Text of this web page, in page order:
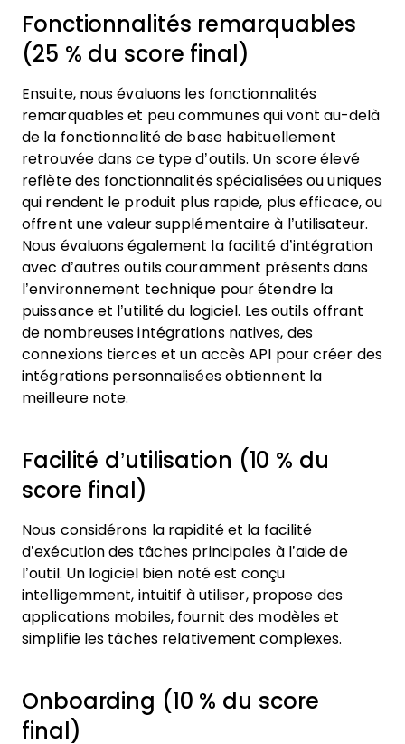
Fonctionnalités remarquables
(25 % du score final)
Ensuite, nous évaluons les fonctionnalités
remarquables et peu communes qui vont au-delà
de la fonctionnalité de base habituellement
retrouvée dans ce type d’outils. Un score élevé
reflète des fonctionnalités spécialisées ou uniques
qui rendent le produit plus rapide, plus efficace, ou
offrent une valeur supplémentaire à l’utilisateur.
Nous évaluons également la facilité d’intégration
avec d’autres outils couramment présents dans
l’environnement technique pour étendre la
puissance et l’utilité du logiciel. Les outils offrant
de nombreuses intégrations natives, des
connexions tierces et un accès API pour créer des
intégrations personnalisées obtiennent la
meilleure note.
Facilité d’utilisation (10 % du
score final)
Nous considérons la rapidité et la facilité
d’exécution des tâches principales à l’aide de
l’outil. Un logiciel bien noté est conçu
intelligemment, intuitif à utiliser, propose des
applications mobiles, fournit des modèles et
simplifie les tâches relativement complexes.
Onboarding (10 % du score
final)